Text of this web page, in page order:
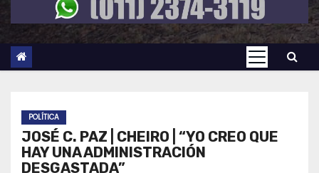
POLÍTICA
JOSÉ C. PAZ | CHEIRO | “YO CREO QUE
HAY UNA ADMINISTRACIÓN
DESGASTADA”